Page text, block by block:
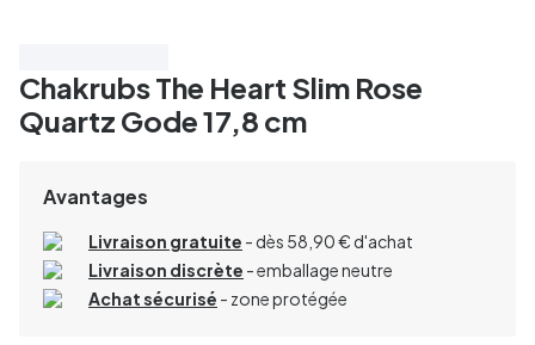
Chakrubs The Heart Slim Rose
Quartz Gode 17,8 cm
Avantages
Livraison gratuite - dès 58,90 € d'achat
Livraison discrète - emballage neutre
Achat sécurisé - zone protégée